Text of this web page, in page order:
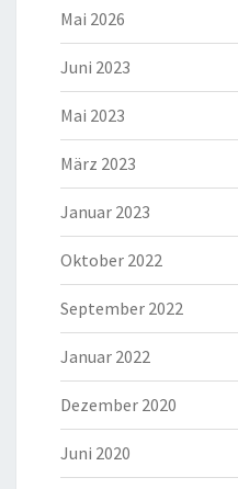
Mai 2026
Juni 2023
Mai 2023
März 2023
Januar 2023
Oktober 2022
September 2022
Januar 2022
Dezember 2020
Juni 2020